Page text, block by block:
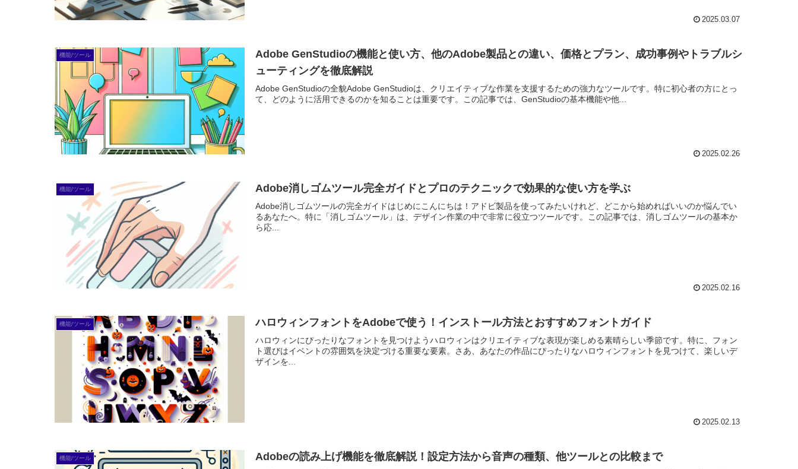
2025.03.07
機能/ツール
Adobe GenStudioの機能と使い方、他のAdobe製品との違い、価格とプラン、成功事例やトラブルシ
ューティングを徹底解説
Adobe GenStudioの全貌Adobe GenStudioは、クリエイティブな作業を支援するための強力なツールです。特に初心者の方にとっ
て、どのように活用できるのかを知ることは重要です。この記事では、GenStudioの基本機能や他...
2025.02.26
機能/ツール Adobe消しゴムツール完全ガイドとプロのテクニックで効果的な使い方を学ぶ
Adobe消しゴムツールの完全ガイドはじめにこんにちは！アドビ製品を使ってみたいけれど、どこから始めればいいのか悩んでい
るあなたへ。特に「消しゴムツール」は、デザイン作業の中で非常に役立つツールです。この記事では、消しゴムツールの基本か
ら応...
2025.02.16
機能/ツール ハロウィンフォントをAdobeで使う！インストール方法とおすすめフォントガイド
ハロウィンにぴったりなフォントを見つけようハロウィンはクリエイティブな表現が楽しめる素晴らしい季節です。特に、フォン
ト選びはイベントの雰囲気を決定づける重要な要素。さあ、あなたの作品にぴったりなハロウィンフォントを見つけて、楽しいデ
ザインを...
2025.02.13
機能/ツール Adobeの読み上げ機能を徹底解説！設定方法から音声の種類、他ツールとの比較まで